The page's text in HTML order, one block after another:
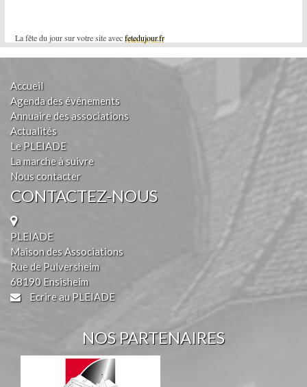
La fête du jour sur votre site avecfetedujour.fr
Accueil
Agenda des événements
Annuaire des associations
Actualités
Le PLEIADE
La marche à suivre
Nous contacter
CONTACTEZ-NOUS
PLEIADE
Maison des Associations
Rue de Pulversheim
68190 Ensisheim
Ecrire au PLEIADE
NOS PARTENAIRES